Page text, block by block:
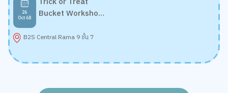
26
Oct 68
Bucket Workshop
มันท์
B2S Central Rama 9 ชั้น 7